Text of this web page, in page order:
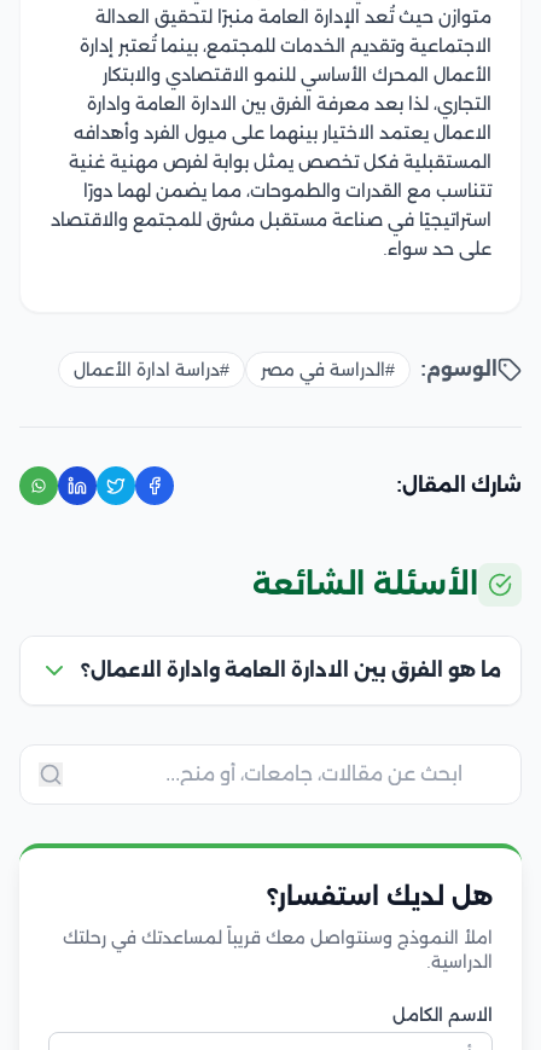
متوازن حيث تُعد الإدارة العامة منبرًا لتحقيق العدالة
الاجتماعية وتقديم الخدمات للمجتمع، بينما تُعتبر إدارة
الأعمال المحرك الأساسي للنمو الاقتصادي والابتكار
التجاري، لذا بعد معرفة الفرق بين الادارة العامة وادارة
الاعمال يعتمد الاختيار بينهما على ميول الفرد وأهدافه
المستقبلية فكل تخصص يمثل بوابة لفرص مهنية غنية
تتناسب مع القدرات والطموحات، مما يضمن لهما دورًا
استراتيجيًا في صناعة مستقبل مشرق للمجتمع والاقتصاد
على حد سواء.
الوسوم: #الدراسة في مصر #دراسة ادارة الأعمال
شارك المقال:
الأسئلة الشائعة
ما هو الفرق بين الادارة العامة وادارة الاعمال؟
هل لديك استفسار؟
املأ النموذج وسنتواصل معك قريباً لمساعدتك في رحلتك
الدراسية.
الاسم الكامل